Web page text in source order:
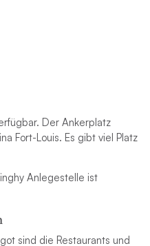
Der Ankerplatz
Fort-Louis. Es gibt viel Platz
Anlegestelle ist
sind die Restaurants und